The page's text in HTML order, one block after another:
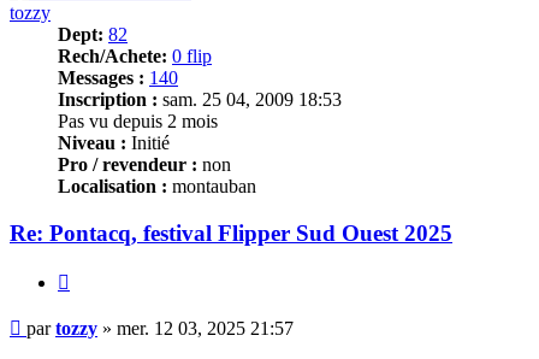
tozzy
Dept: 82
Rech/Achete: 0 flip
Messages : 140
Inscription : sam. 25 04, 2009 18:53
Pas vu depuis 2 mois
Niveau : Initié
Pro / revendeur : non
Localisation : montauban
Re: Pontacq, festival Flipper Sud Ouest 2025
Message
partozzy » mer. 12 03, 2025 21:57